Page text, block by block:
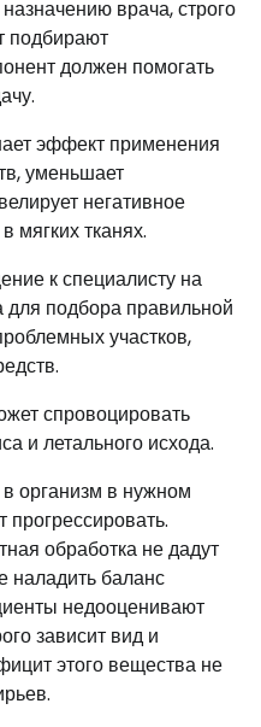
врача, строго
подбирают
должен помогать
эффект применения
уменьшает
негативное
мягких тканях.
к специалисту на
для подбора правильной
участков,
спровоцировать
и летального исхода.
организм в нужном
прогрессировать.
обработка не дадут
наладить баланс
недооценивают
зависит вид и
этого вещества не